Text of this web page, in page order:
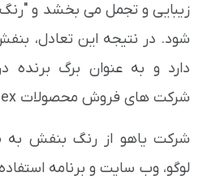
زیبایی و تجمل می بخشد و
شود. در نتیجه این تعادل،
دارد و به عنوان برگ برنده در
شرکت های فروش محصولات unisex عمل می کند.
شرکت یاهو از رنگ بنفش به
لوگو، وب سایت و برنامه